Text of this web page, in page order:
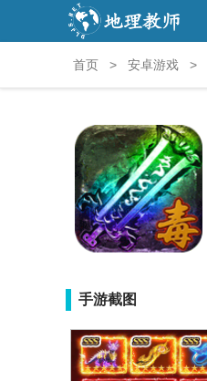
首页 > 安卓游戏 >
手游截图